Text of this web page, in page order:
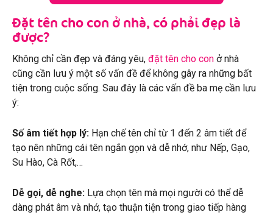
Đặt tên cho con ở nhà, có phải đẹp là
được?
Không chỉ cần đẹp và đáng yêu, đặt tên cho con ở nhà
cũng cần lưu ý một số vấn đề để không gây ra những bất
tiện trong cuộc sống. Sau đây là các vấn đề ba mẹ cần lưu
ý:
Số âm tiết hợp lý: Hạn chế tên chỉ từ 1 đến 2 âm tiết để
tạo nên những cái tên ngắn gọn và dễ nhớ, như Nếp, Gạo,
Su Hào, Cà Rốt,…
Dễ gọi, dễ nghe: Lựa chọn tên mà mọi người có thể dễ
dàng phát âm và nhớ, tạo thuận tiện trong giao tiếp hàng